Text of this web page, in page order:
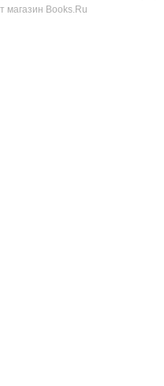
магазин Books.Ru